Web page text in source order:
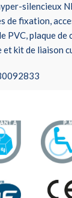
silencieux
de fixation,
PVC, plaque de
et kit de liaison